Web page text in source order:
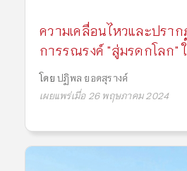
ความเคลื่อนไหวและปรา
การรณรงค์ "สู่มรดกโลก"
โดย ปฏิพล ยอดสุรางค์
เผยแพร่เมื่อ 26 พฤษภาคม 2024